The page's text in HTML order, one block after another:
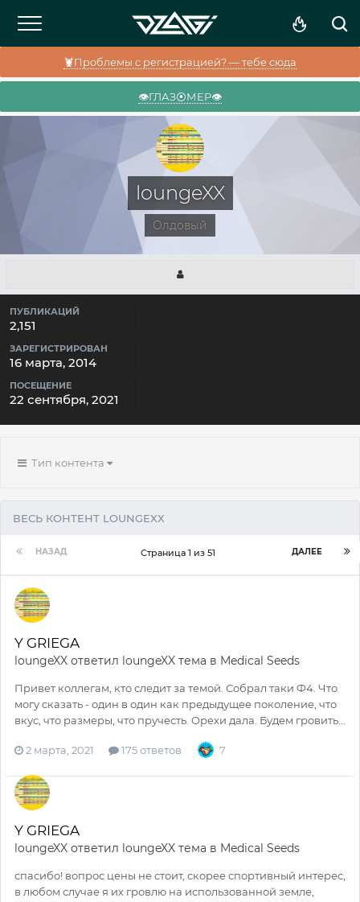
🦞Проблемы с регистрацией? — тебе сюда
👁️ГЛАЗ⦿МЕР👁️
loungeXX
Олдовый
ПУБЛИКАЦИЙ
2,151
ЗАРЕГИСТРИРОВАН
16 марта, 2014
ПОСЕЩЕНИЕ
22 сентября, 2021
Тип контента
ВЕСЬ КОНТЕНТ LOUNGEXX
НАЗАД ДАЛЕЕ
Страница 1 из 51
Y GRIEGA
loungeXX ответил loungeXX тема в Medical Seeds
Привет коллегам, кто следит за темой. Собрал таки Ф4. Что
могу сказать - один в один как предыдущее поколение, что
вкус, что размеры, что пручесть. Орехи дала. Будем гровить...
2 марта, 2021 175 ответов 7
Y GRIEGA
loungeXX ответил loungeXX тема в Medical Seeds
спасибо! вопрос цены не стоит, скорее спортивный интерес,
в любом случае я их гровлю на использованной земле,